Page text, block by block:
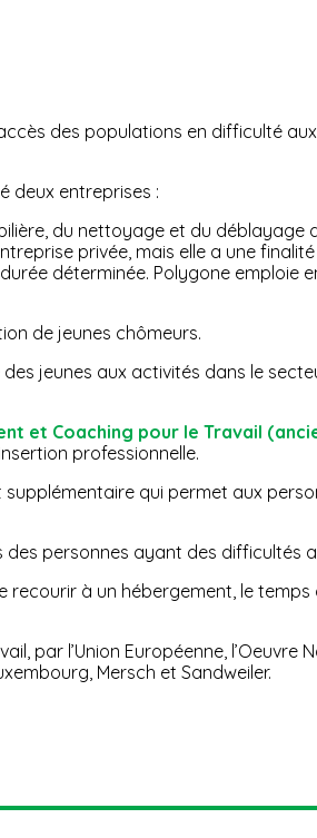
des populations en difficulté
deux entreprises :
du nettoyage et du déblayage
privée, mais elle a une
déterminée. Polygone emploie
de jeunes chômeurs.
des jeunes aux activités dans le
et Coaching pour le Travail
professionnelle.
supplémentaire qui permet aux
personnes ayant des difficultés
à un hébergement, le
par l’Union Européenne, l’Oeuvre
Mersch et Sandweiler.